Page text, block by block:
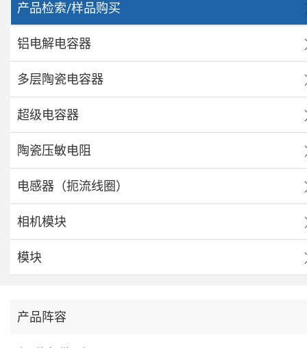
产品检索/样品购买
铝电解电容器
多层陶瓷电容器
超级电容器
陶瓷压敏电阻
电感器（扼流线圈）
相机模块
模块
产品阵容